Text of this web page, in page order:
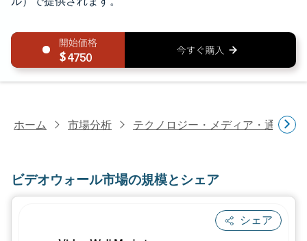
4750
ホーム 市場分析 テクノロジー・メディア・通信研
ビデオウォール市場の規模とシェア
シェア